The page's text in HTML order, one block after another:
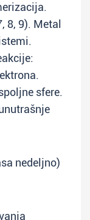
8, 9). Metal
sfere.
nedeljno)